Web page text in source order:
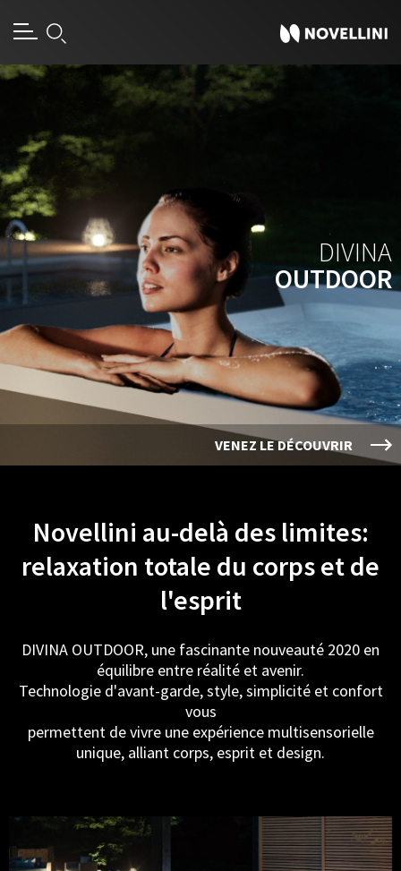
DIVINA
OUTDOOR
VENEZ LE DÉCOUVRIR
Novellini au-delà des limites:
relaxation totale du corps et de
l'esprit
DIVINA OUTDOOR, une fascinante nouveauté 2020 en
équilibre entre réalité et avenir.
Technologie d'avant-garde, style, simplicité et confort
vous
permettent de vivre une expérience multisensorielle
unique, alliant corps, esprit et design.